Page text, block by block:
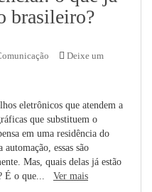
brasileiro?
Deixe um
eletrônicos que atendem a
que substituem o
em uma residência do
essas são
Mas, quais delas já estão
É o que... Ver mais